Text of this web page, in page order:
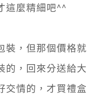
這麼精細吧^^
裝，但那個價格
的，回來分送給大
交情的，才買禮